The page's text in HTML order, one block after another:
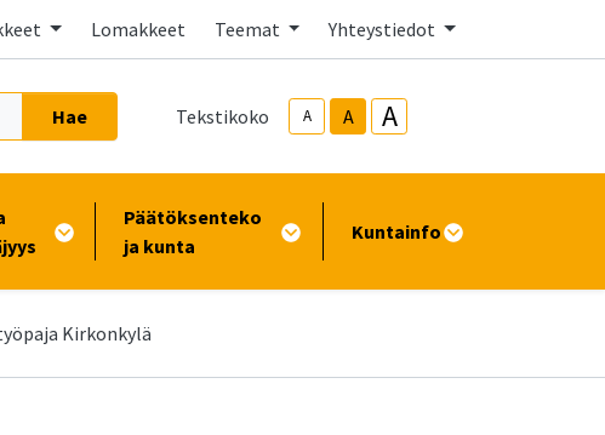
Lomakkeet Teemat Yhteystiedot
Hae Tekstikoko A A A
Päätöksenteko
ja kunta
Kuntainfo
Kirkonkylä